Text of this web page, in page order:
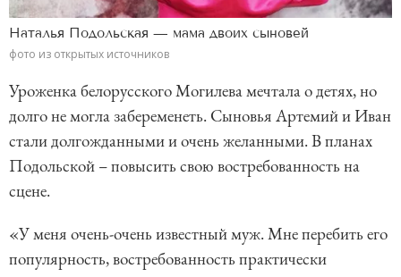
Наталья Подольская — мама двоих сыновей
фото из открытых источников
Уроженка белорусского Могилева мечтала о детях, но
долго не могла забеременеть. Сыновья Артемий и Иван
стали долгожданными и очень желанными. В планах
Подольской – повысить свою востребованность на
сцене.
«У меня очень-очень известный муж. Мне перебить его
популярность, востребованность практически